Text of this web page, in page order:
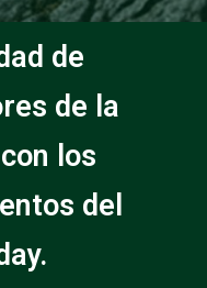
de
de la
los
del